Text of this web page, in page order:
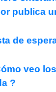
publica
de
veo
?